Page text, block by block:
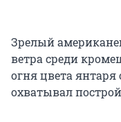
Зрелый
ветра среди
огня цвета
охватывал